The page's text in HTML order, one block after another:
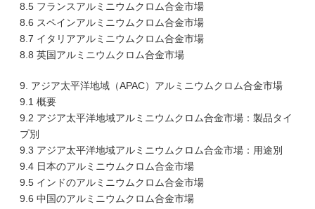
8.5 フランスアルミニウムクロム合金市場
8.6 スペインアルミニウムクロム合金市場
8.7 イタリアアルミニウムクロム合金市場
8.8 英国アルミニウムクロム合金市場
9. アジア太平洋地域（APAC）アルミニウムクロム合金市場
9.1 概要
9.2 アジア太平洋地域アルミニウムクロム合金市場：製品タイ
プ別
9.3 アジア太平洋地域アルミニウムクロム合金市場：用途別
9.4 日本のアルミニウムクロム合金市場
9.5 インドのアルミニウムクロム合金市場
9.6 中国のアルミニウムクロム合金市場